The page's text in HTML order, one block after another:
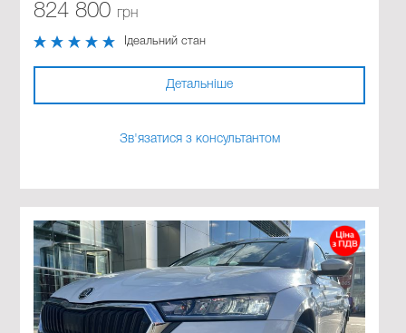
824 800 грн
Ідеальний стан
Детальніше
Зв'язатися з консультантом